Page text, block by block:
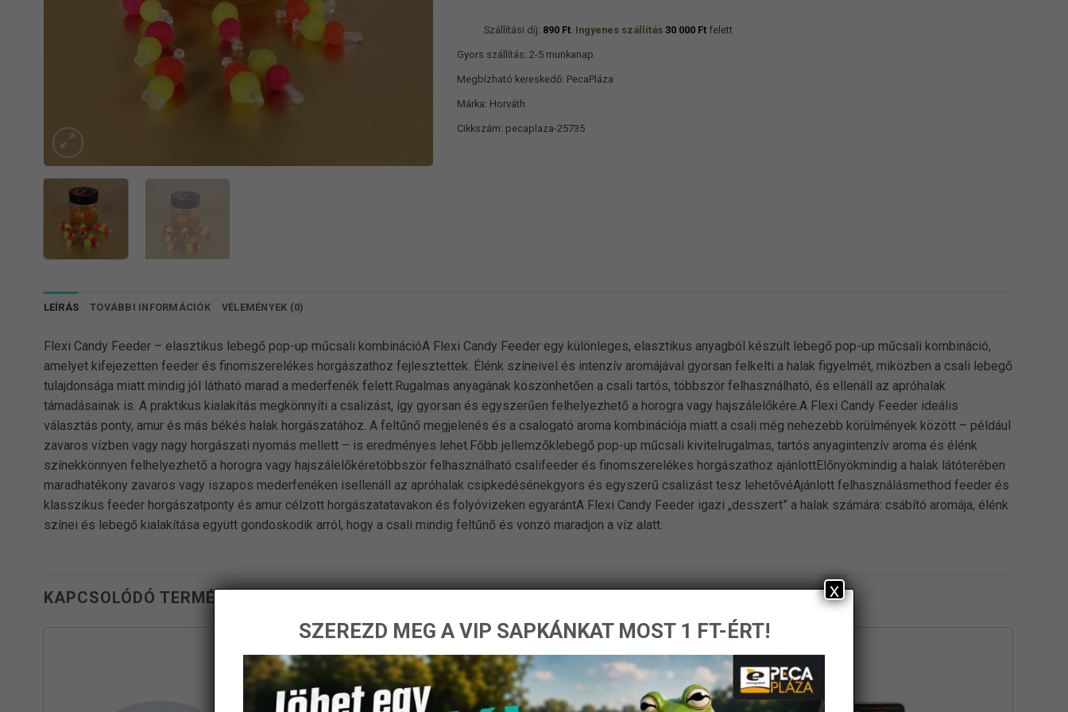
Szállítási díj: 890 Ft. Ingyenes szállítás 30 000 Ftfelett
Gyors szállítás: 2-5 munkanap
Megbízható kereskedő: PecaPláza
Márka: Horváth
Cikkszám: pecaplaza-25735
LEÍRÁS TOVÁBBI INFORMÁCIÓK VÉLEMÉNYEK (0)
Flexi Candy Feeder – elasztikus lebegő pop-up műcsali kombinációA Flexi Candy Feeder egy különleges, elasztikus anyagból készült lebegő pop-up műcsali kombináció,
amelyet kifejezetten feeder és finomszerelékes horgászathoz fejlesztettek. Élénk színeivel és intenzív aromájával gyorsan felkelti a halak figyelmét, miközben a csali lebegő
tulajdonsága miatt mindig jól látható marad a mederfenék felett.Rugalmas anyagának köszönhetően a csali tartós, többször felhasználható, és ellenáll az apróhalak
támadásainak is. A praktikus kialakítás megkönnyíti a csalizást, így gyorsan és egyszerűen felhelyezhető a horogra vagy hajszálelőkére.A Flexi Candy Feeder ideális
választás ponty, amur és más békés halak horgászatához. A feltűnő megjelenés és a csalogató aroma kombinációja miatt a csali még nehezebb körülmények között – például
zavaros vízben vagy nagy horgászati nyomás mellett – is eredményes lehet.Főbb jellemzőklebegő pop-up műcsali kivitelrugalmas, tartós anyagintenzív aroma és élénk
színekkönnyen felhelyezhető a horogra vagy hajszálelőkéretöbbször felhasználható csalifeeder és finomszerelékes horgászathoz ajánlottElőnyökmindig a halak látóterében
maradhatékony zavaros vagy iszapos mederfenéken isellenáll az apróhalak csipkedésénekgyors és egyszerű csalizást tesz lehetővéAjánlott felhasználásmethod feeder és
klasszikus feeder horgászatponty és amur célzott horgászatatavakon és folyóvizeken egyarántA Flexi Candy Feeder igazi „desszert” a halak számára: csábító aromája, élénk
színei és lebegő kialakítása együtt gondoskodik arról, hogy a csali mindig feltűnő és vonzó maradjon a víz alatt.
KAPCSOLÓDÓ TERMÉKEK
SZEREZD MEG A VIP SAPKÁNKAT MOST 1 FT-ÉRT!
x